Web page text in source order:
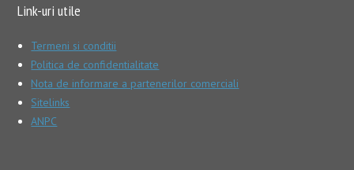
Link-uri utile
Termeni si conditii
Politica de confidentialitate
Nota de informare a partenerilor comerciali
Sitelinks
ANPC